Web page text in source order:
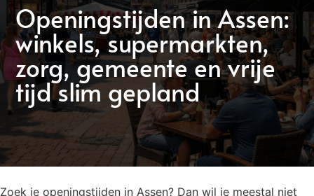
Openingstijden in Assen:
winkels, supermarkten,
zorg, gemeente en vrije
tijd slim gepland
Zoek je openingstijden in Assen? Dan wil je meestal niet